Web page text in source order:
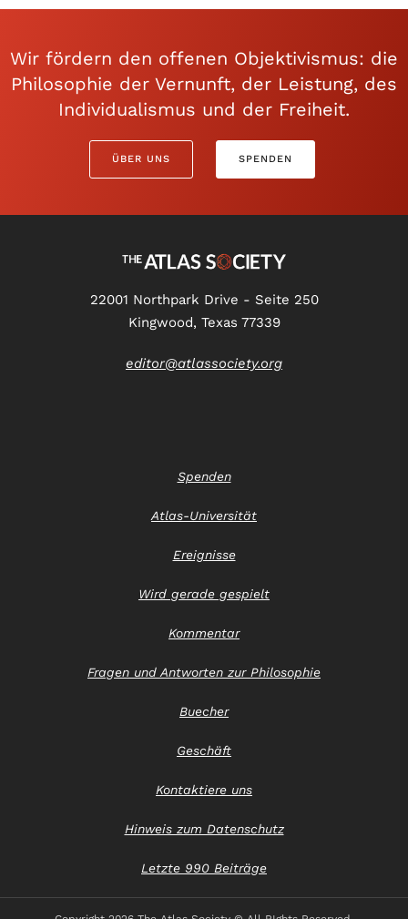
Wir fördern den offenen Objektivismus: die
Philosophie der Vernunft, der Leistung, des
Individualismus und der Freiheit.
ÜBER UNS SPENDEN
22001 Northpark Drive - Seite 250
Kingwood, Texas 77339
editor@atlassociety.org
Spenden
Atlas-Universität
Ereignisse
Wird gerade gespielt
Kommentar
Fragen und Antworten zur Philosophie
Buecher
Geschäft
Kontaktiere uns
Hinweis zum Datenschutz
Letzte 990 Beiträge